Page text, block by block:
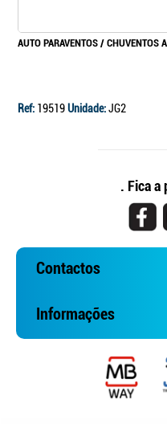
AUTO PARAVENTOS /
Ref: 19519Unidade:JG2
. Fica a
Contactos
Informações